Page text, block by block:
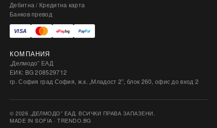
Дебитна / Кредитна карта
Банков превод
КОМПАНИЯ
„Делмодо” ЕАД
ЕИК: BG 208529712
гр. София град София, ж.к. „Младост 2”, блок 260, офис до вход 2
© 2026 „ДЕЛМОДО” ЕАД. ВСИЧКИ ПРАВА ЗАПАЗЕНИ.
MADE IN SOFIA · TRENDO.BG